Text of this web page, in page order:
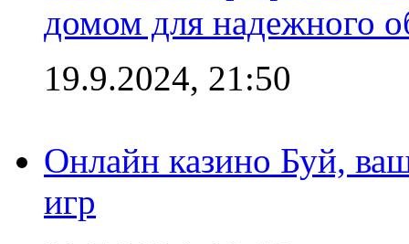
домом для надежного
19.9.2024, 21:50
Онлайн казино Буй,
игр